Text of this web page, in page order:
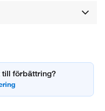
till förbättring?